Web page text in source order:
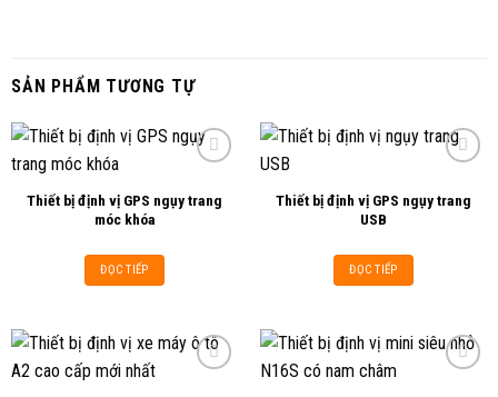
SẢN PHẨM TƯƠNG TỰ
Thiết bị định vị GPS ngụy trang
móc khóa
ĐỌC TIẾP
Thiết bị định vị GPS ngụy trang
USB
ĐỌC TIẾP